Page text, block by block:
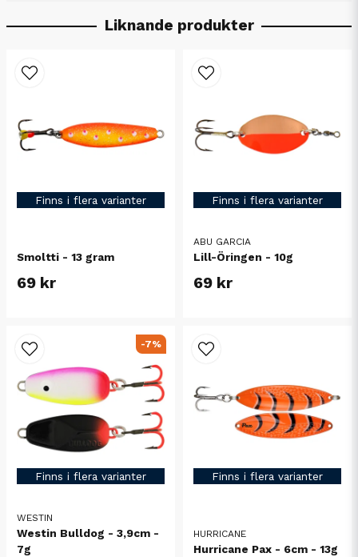
Liknande produkter
Finns i flera varianter
Smoltti - 13 gram
69 kr
Finns i flera varianter
ABU GARCIA
Lill-Öringen - 10g
69 kr
Finns i flera varianter
WESTIN
Westin Bulldog - 3,9cm -
7g
-7%
Finns i flera varianter
HURRICANE
Hurricane Pax - 6cm - 13g